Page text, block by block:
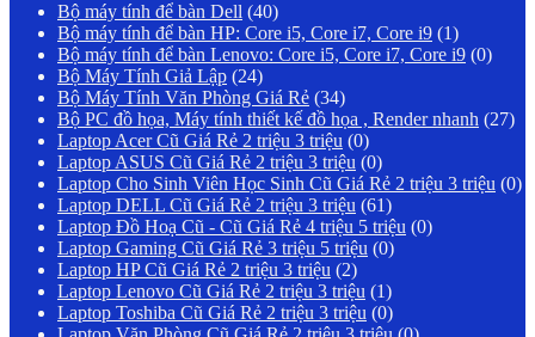
Bộ máy tính để bàn Dell (40)
Bộ máy tính để bàn HP: Core i5, Core i7, Core i9 (1)
Bộ máy tính để bàn Lenovo: Core i5, Core i7, Core i9 (0)
Bộ Máy Tính Giả Lập (24)
Bộ Máy Tính Văn Phòng Giá Rẻ (34)
Bộ PC đồ họa, Máy tính thiết kế đồ họa , Render nhanh (27)
Laptop Acer Cũ Giá Rẻ 2 triệu 3 triệu (0)
Laptop ASUS Cũ Giá Rẻ 2 triệu 3 triệu (0)
Laptop Cho Sinh Viên Học Sinh Cũ Giá Rẻ 2 triệu 3 triệu (0)
Laptop DELL Cũ Giá Rẻ 2 triệu 3 triệu (61)
Laptop Đồ Hoạ Cũ - Cũ Giá Rẻ 4 triệu 5 triệu (0)
Laptop Gaming Cũ Giá Rẻ 3 triệu 5 triệu (0)
Laptop HP Cũ Giá Rẻ 2 triệu 3 triệu (2)
Laptop Lenovo Cũ Giá Rẻ 2 triệu 3 triệu (1)
Laptop Toshiba Cũ Giá Rẻ 2 triệu 3 triệu (0)